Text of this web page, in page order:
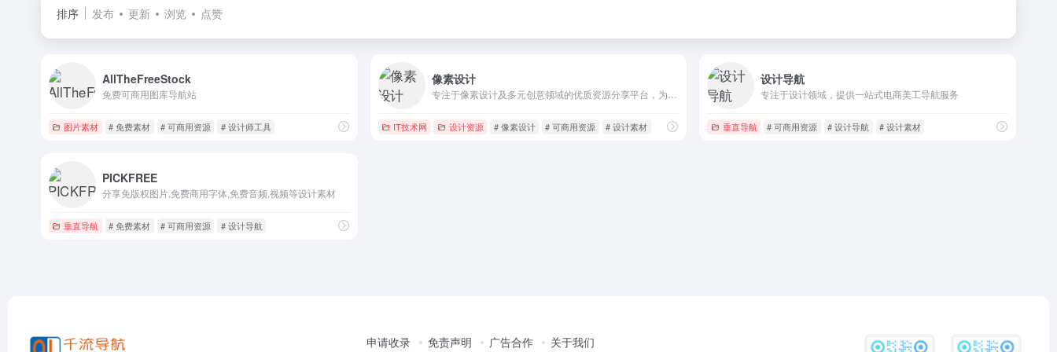
排序 发布 更新 浏览 点赞
AllTheFreeStock
免费可商用图库导航站
图片素材 # 免费素材 # 可商用资源 # 设计师工具
像素设计
IT技术网 设计资源 # 像素设计 # 可商用资源 # 设计素材
设计导航
专注于设计领域，提供一站式电商美工导航服务
垂直导航 # 可商用资源 # 设计导航 # 设计素材
PICKFREE
分享免版权图片,免费商用字体,免费音频,视频等设计素材
垂直导航 # 免费素材 # 可商用资源 # 设计导航
申请收录 免责声明 广告合作 关于我们